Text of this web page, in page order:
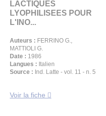
LACTIQUES
LYOPHILISEES POUR
L'INO...
Auteurs : FERRINO G.,
MATTIOLI G.
Date : 1986
Langues : Italien
Source : Ind. Latte - vol. 11 - n. 5
Voir la fiche